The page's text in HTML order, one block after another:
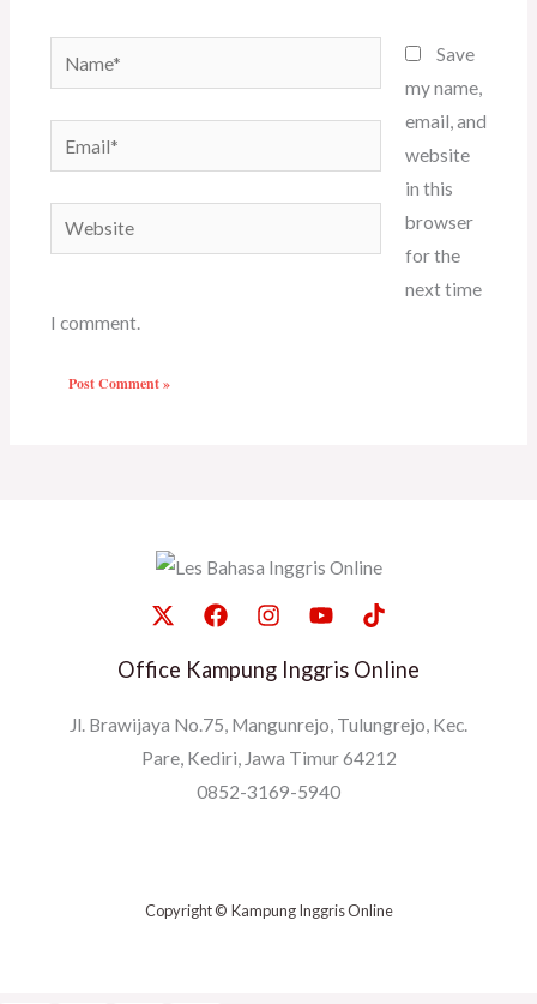
Name*
Email*
Website
Save
my name,
email, and
website
in this
browser
for the
next time
I comment.
Office Kampung Inggris Online
Jl. Brawijaya No.75, Mangunrejo, Tulungrejo, Kec.
Pare, Kediri, Jawa Timur 64212
0852-3169-5940
Copyright © Kampung Inggris Online